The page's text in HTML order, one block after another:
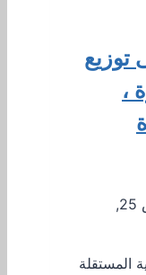
توزيع
،
أغسطس 25,
المستقلة